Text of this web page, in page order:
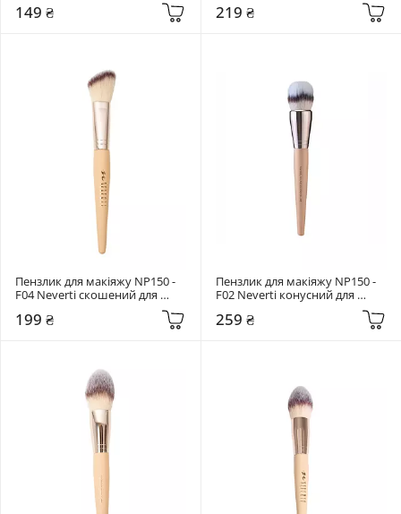
149 ₴ 219 ₴
Пензлик для макіяжу NP150 -
F04 Neverti скошений для
199 ₴
Пензлик для макіяжу NP150 -
F02 Neverti конусний для
259 ₴